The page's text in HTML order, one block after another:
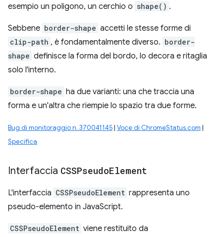
esempio un poligono, un cerchio o shape() .
Sebbene border-shape accetti le stesse forme di
clip-path , è fondamentalmente diverso. border-
shape definisce la forma del bordo, lo decora e ritaglia
solo l'interno.
border-shape ha due varianti: una che traccia una
forma e un'altra che riempie lo spazio tra due forme.
Bug di monitoraggio n. 370041145| Voce di ChromeStatus.com |
Specifica
Interfaccia CSSPseudoElement
L'interfaccia CSSPseudoElement rappresenta uno
pseudo-elemento in JavaScript.
CSSPseudoElement viene restituito da